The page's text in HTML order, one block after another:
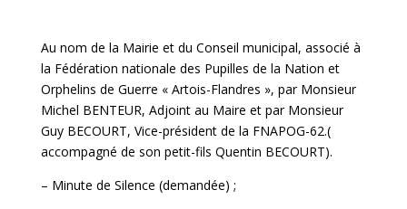
Au nom de la Mairie et du Conseil municipal, associé à
la Fédération nationale des Pupilles de la Nation et
Orphelins de Guerre « Artois-Flandres », par Monsieur
Michel BENTEUR, Adjoint au Maire et par Monsieur
Guy BECOURT, Vice-président de la FNAPOG-62.(
accompagné de son petit-fils Quentin BECOURT).
– Minute de Silence (demandée) ;